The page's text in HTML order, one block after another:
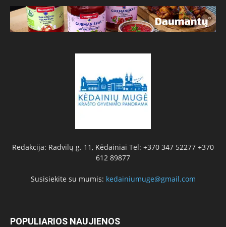
Redakcija: Radvilų g. 11, Kėdainiai Tel: +370 347 52277 +370
612 89877
Susisiekite su mumis: kedainiumuge@gmail.com
POPULIARIOS NAUJIENOS